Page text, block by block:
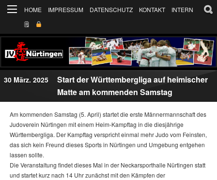
HOME IMPRESSUM DATENSCHUTZ KONTAKT
INTERN
🗒
30 März. 2025
Start der Württembergliga auf heimischer
Matte am kommenden Samstag
Am kommenden Samstag (5. April) startet die erste Männermannschaft des
Judoverein Nürtingen mit einem Heim-Kampftag in die diesjährige
Württembergliga. Der Kampftag verspricht einmal mehr Judo vom Feinsten,
das sich kein Freund dieses Sports in Nürtingen und Umgebung entgehen
lassen sollte.
Die Veranstaltung findet dieses Mal in der Neckarsporthalle Nürtingen statt
und startet kurz nach 14 Uhr zunächst mit den Kämpfen der